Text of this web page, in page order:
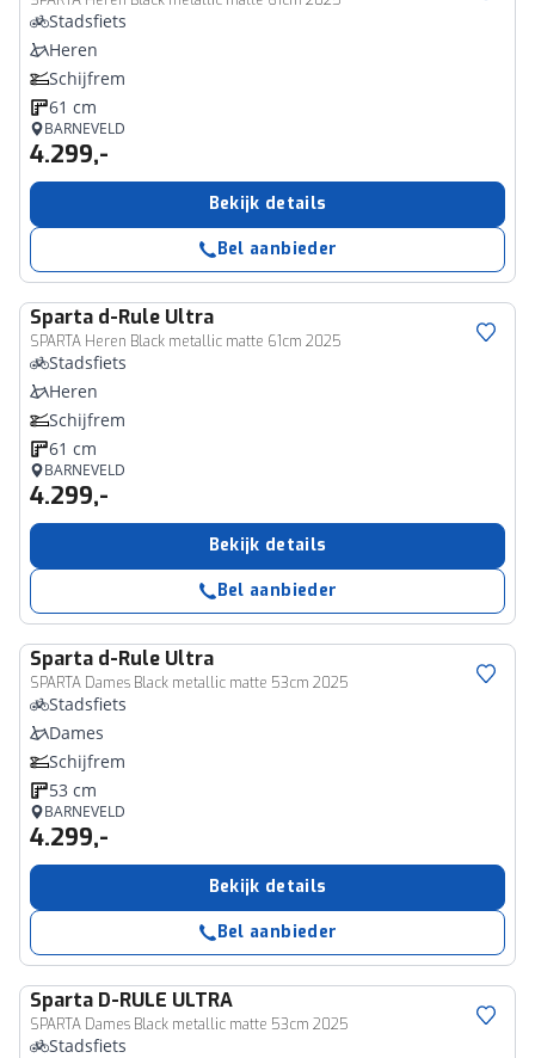
Stadsfiets
Heren
Schijfrem
61 cm
BARNEVELD
4.299,-
Bekijk details
Bel aanbieder
Sparta d-Rule Ultra
SPARTA Heren Black metallic matte 61cm 2025
Stadsfiets
Heren
Schijfrem
61 cm
BARNEVELD
4.299,-
Bekijk details
Bel aanbieder
Sparta d-Rule Ultra
SPARTA Dames Black metallic matte 53cm 2025
Stadsfiets
Dames
Schijfrem
53 cm
BARNEVELD
4.299,-
Bekijk details
Bel aanbieder
Sparta D-RULE ULTRA
SPARTA Dames Black metallic matte 53cm 2025
Stadsfiets